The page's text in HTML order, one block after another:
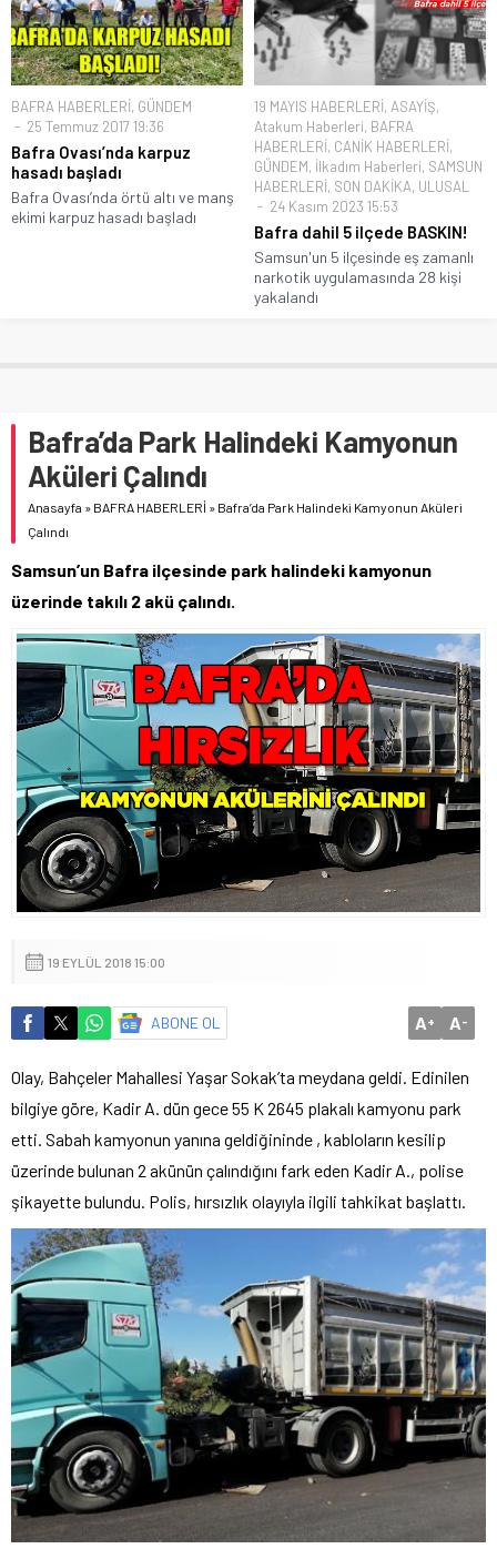
BAFRA HABERLERİ, GÜNDEM
25 Temmuz 2017 19:36
Bafra Ovası’nda karpuz
hasadı başladı
Bafra Ovası’nda örtü altı ve manş
ekimi karpuz hasadı başladı
19 MAYIS HABERLERİ, ASAYİŞ,
Atakum Haberleri, BAFRA
HABERLERİ, CANİK HABERLERİ,
GÜNDEM, İlkadım Haberleri, SAMSUN
HABERLERİ, SON DAKİKA, ULUSAL
24 Kasım 2023 15:53
Bafra dahil 5 ilçede BASKIN!
Samsun'un 5 ilçesinde eş zamanlı
narkotik uygulamasında 28 kişi
yakalandı
Bafra’da Park Halindeki Kamyonun
Aküleri Çalındı
Anasayfa » BAFRA HABERLERİ » Bafra’da Park Halindeki Kamyonun Aküleri
Çalındı
Samsun’un Bafra ilçesinde park halindeki kamyonun
üzerinde takılı 2 akü çalındı.
19 EYLÜL 2018 15:00
ABONE OL A+ A-
Olay, Bahçeler Mahallesi Yaşar Sokak’ta meydana geldi. Edinilen
bilgiye göre, Kadir A. dün gece 55 K 2645 plakalı kamyonu park
etti. Sabah kamyonun yanına geldiğininde , kabloların kesilip
üzerinde bulunan 2 akünün çalındığını fark eden Kadir A., polise
şikayette bulundu. Polis, hırsızlık olayıyla ilgili tahkikat başlattı.